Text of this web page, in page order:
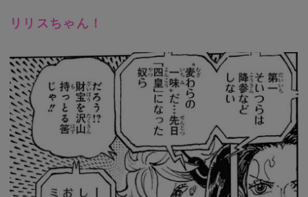
リリスちゃん！